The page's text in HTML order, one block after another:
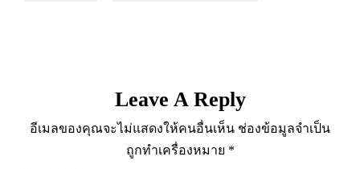
Leave A Reply
อีเมลของคุณจะไม่แสดงให้คนอื่นเห็น ช่องข้อมูลจำเป็น
ถูกทำเครื่องหมาย *